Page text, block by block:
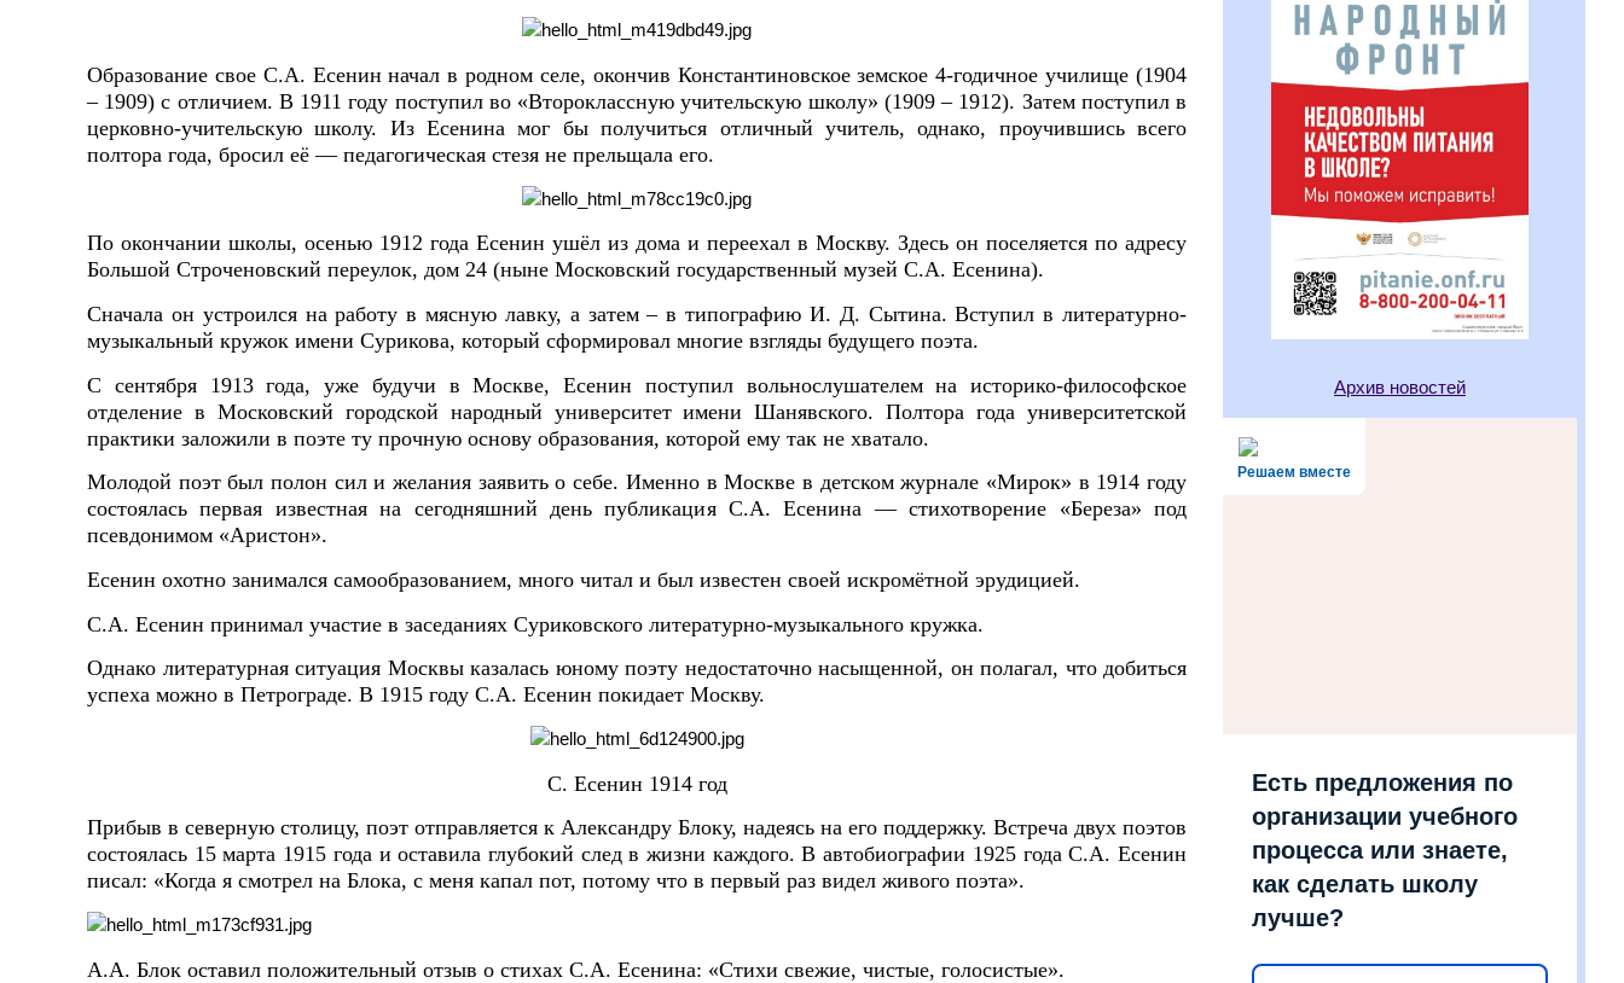
Архив новостей
Решаем вместе
Есть предложения по
организации учебного
процесса или знаете,
как сделать школу
лучше?
Образование свое С.А. Есенин начал в родном селе, окончив Константиновское земское 4-годичное училище (1904
– 1909) с отличием. В 1911 году поступил во «Второклассную учительскую школу» (1909 – 1912). Затем поступил в
церковно-учительскую школу. Из Есенина мог бы получиться отличный учитель, однако, проучившись всего
полтора года, бросил её — педагогическая стезя не прельщала его.
По окончании школы, осенью 1912 года Есенин ушёл из дома и переехал в Москву. Здесь он поселяется по адресу
Большой Строченовский переулок, дом 24 (ныне Московский государственный музей С.А. Есенина).
Сначала он устроился на работу в мясную лавку, а затем – в типографию И. Д. Сытина. Вступил в литературно-
музыкальный кружок имени Сурикова, который сформировал многие взгляды будущего поэта.
С сентября 1913 года, уже будучи в Москве, Есенин поступил вольнослушателем на историко-философское
отделение в Московский городской народный университет имени Шанявского. Полтора года университетской
практики заложили в поэте ту прочную основу образования, которой ему так не хватало.
Молодой поэт был полон сил и желания заявить о себе. Именно в Москве в детском журнале «Мирок» в 1914 году
состоялась первая известная на сегодняшний день публикация С.А. Есенина — стихотворение «Береза» под
псевдонимом «Аристон».
Есенин охотно занимался самообразованием, много читал и был известен своей искромётной эрудицией.
С.А. Есенин принимал участие в заседаниях Суриковского литературно-музыкального кружка.
Однако литературная ситуация Москвы казалась юному поэту недостаточно насыщенной, он полагал, что добиться
успеха можно в Петрограде. В 1915 году С.А. Есенин покидает Москву.
С. Есенин 1914 год
Прибыв в северную столицу, поэт отправляется к Александру Блоку, надеясь на его поддержку. Встреча двух поэтов
состоялась 15 марта 1915 года и оставила глубокий след в жизни каждого. В автобиографии 1925 года С.А. Есенин
писал: «Когда я смотрел на Блока, с меня капал пот, потому что в первый раз видел живого поэта».
А.А. Блок оставил положительный отзыв о стихах С.А. Есенина: «Стихи свежие, чистые, голосистые».